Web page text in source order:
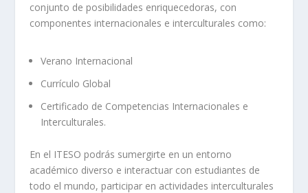
conjunto de posibilidades enriquecedoras, con
componentes internacionales e interculturales como:
Verano Internacional
Currículo Global
Certificado de Competencias Internacionales e
Interculturales.
En el ITESO podrás sumergirte en un entorno
académico diverso e interactuar con estudiantes de
todo el mundo, participar en actividades interculturales